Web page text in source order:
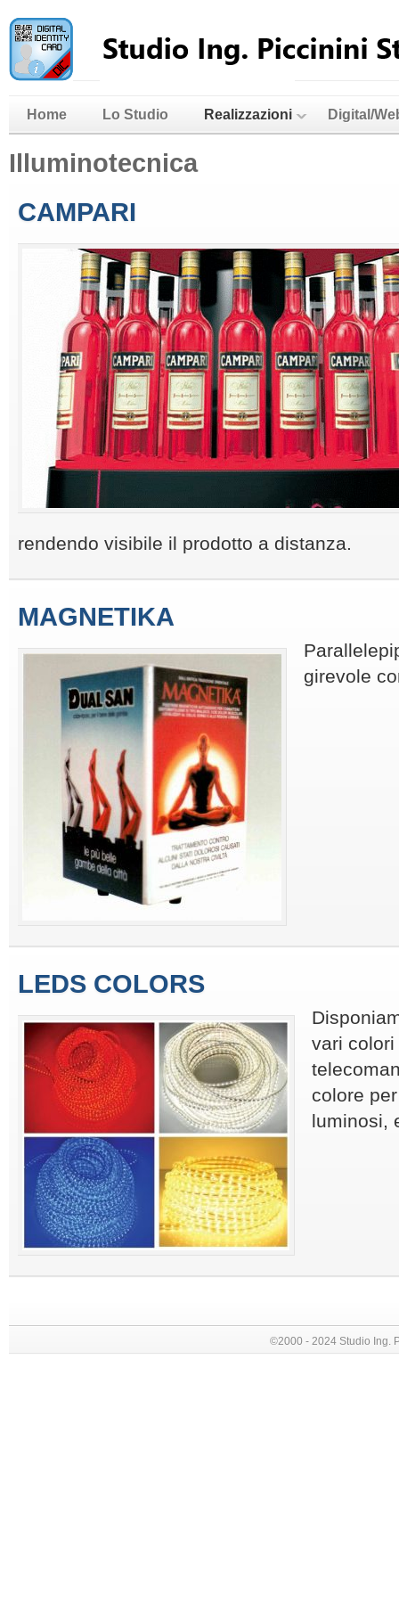
Home Lo Studio Realizzazioni Digital/
Illuminotecnica
CAMPARI
rendendo visibile il prodotto a distanza.
MAGNETIKA
girevole
LEDS COLORS
vari
colore
luminosi,
©2000 - 2024 Studio Ing.